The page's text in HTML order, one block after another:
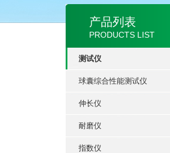
产品列表
PRODUCTS LIST
测试仪
球囊综合性能测试仪
伸长仪
耐磨仪
指数仪